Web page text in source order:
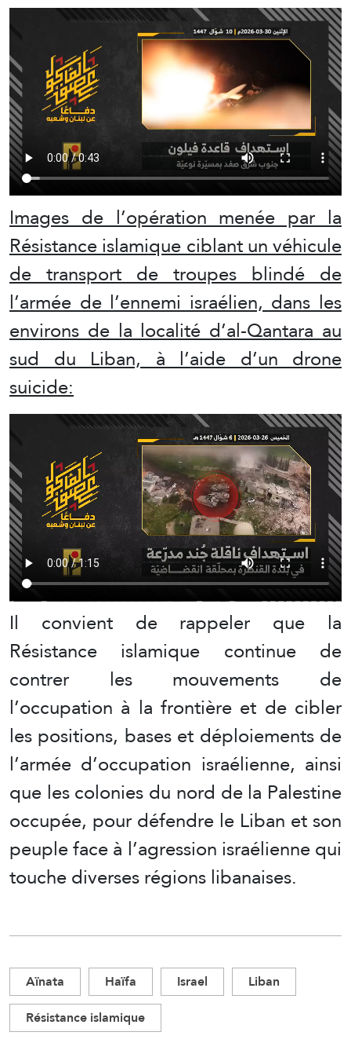
Images de l’opération menée par la
Résistance islamique ciblant un véhicule
de transport de troupes blindé de
l’armée de l’ennemi israélien, dans les
environs de la localité d’al-Qantara au
sud du Liban, à l’aide d’un drone
suicide:
Il convient de rappeler que la
Résistance islamique continue de
contrer les mouvements de
l’occupation à la frontière et de cibler
les positions, bases et déploiements de
l’armée d’occupation israélienne, ainsi
que les colonies du nord de la Palestine
occupée, pour défendre le Liban et son
peuple face à l’agression israélienne qui
touche diverses régions libanaises.
Aïnata Haïfa Israel
Liban
Résistance islamique